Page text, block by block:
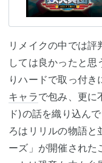
リメイクの中では評
しては良かったと
りハードで取っ付き
キャラで包み、更に
ド)の話を織り込ん
ろはリリルの物語と
ーズ」が開催された